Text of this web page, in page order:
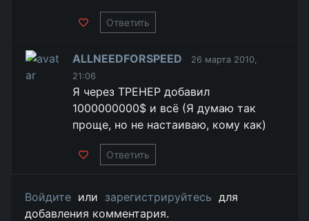
Ответить
ALLNEEDFORSPEED
26 марта 2010,
21:06
Я через ТРЕНЕР добавил
1000000000$ и всё (Я думаю так
проще, но не настаиваю, кому как)
Ответить
Войдите или зарегистрируйтесь для
добавления комментария.